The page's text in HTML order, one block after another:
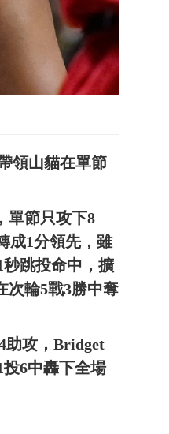
領山貓在單節
單節只攻下8
成1分領先，雖
秒跳投命中，擴
次輪5戰3勝中奪
助攻，Bridget
6中轟下全場